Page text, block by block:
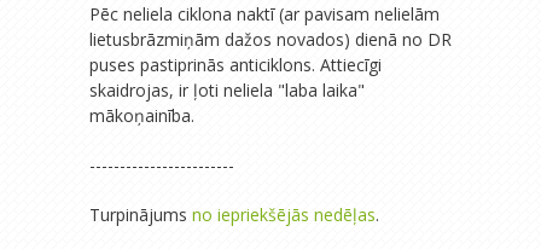
Pēc neliela ciklona naktī (ar pavisam nelielām
lietusbrāzmiņām dažos novados) dienā no DR
puses pastiprinās anticiklons. Attiecīgi
skaidrojas, ir ļoti neliela "laba laika"
mākoņainība.
------------------------
Turpinājums no iepriekšējās nedēļas.